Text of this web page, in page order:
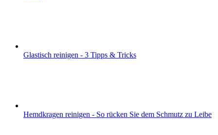
Glastisch reinigen - 3 Tipps & Tricks
Hemdkragen reinigen - So rücken Sie dem Schmutz zu Leibe